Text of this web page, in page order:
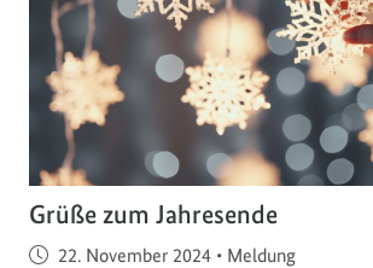
Grüße zum Jahresende
Veröffentlicht am
22. November 2024 • Meldung